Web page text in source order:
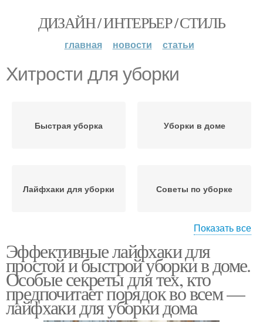
ДИЗАЙН / ИНТЕРЬЕР / СТИЛЬ
главная новости статьи
Хитрости для уборки
Быстрая уборка Уборки в доме
Лайфхаки для уборки Советы по уборке
Гениальные хитрости Генеральная уборка
Продуктивная уборка И гениальные хитрости
Показать все
Эффективные лайфхаки для
простой и быстрой уборки в доме.
Особые секреты для тех, кто
предпочитает порядок во всем —
лайфхаки для уборки дома